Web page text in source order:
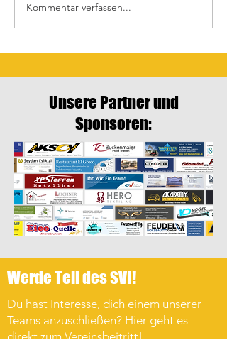
Letztes Heimspiel gegen
Crailsheim
Kommentar verfassen...
Unsere Partner und
Sponsoren:
Werde Teil des SVI!
Du hast Interesse, dich einem unserer
Teams anzuschließen? Hier geht es
direkt zum Vereinsbeitritt!